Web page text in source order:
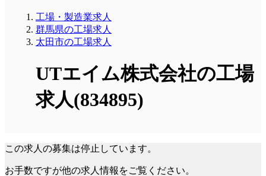
工場・製造業求人
群馬県の工場求人
太田市の工場求人
UTエイム株式会社の工場
求人(834895)
この求人の募集は停止しています。
お手数ですが他の求人情報をご覧ください。